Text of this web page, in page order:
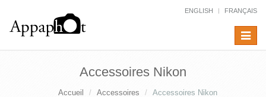
ENGLISH FRANÇAIS
Toggle
Accessoires Nikon
Accueil Accessoires Accessoires Nikon